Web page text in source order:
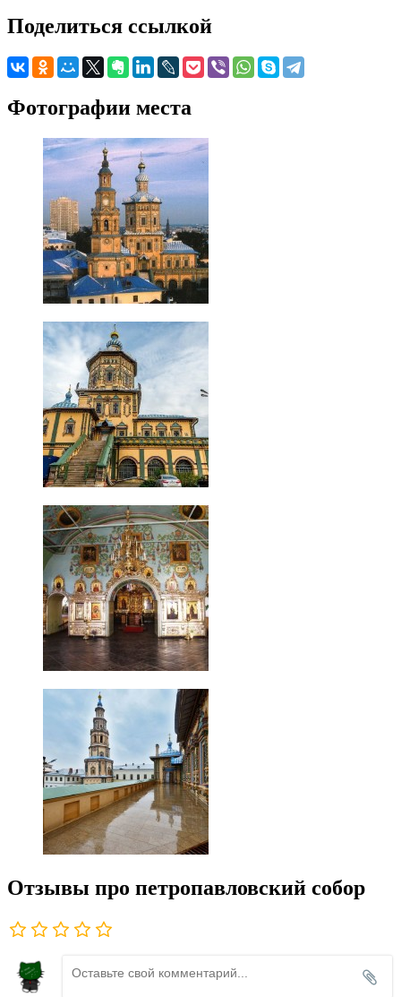
Поделиться ссылкой
Фотографии места
Отзывы про петропавловский собор